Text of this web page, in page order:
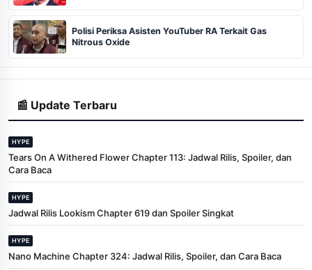
Polisi Periksa Asisten YouTuber RA Terkait Gas
Nitrous Oxide
📰 Update Terbaru
HYPE
Tears On A Withered Flower Chapter 113: Jadwal Rilis, Spoiler, dan
Cara Baca
HYPE
Jadwal Rilis Lookism Chapter 619 dan Spoiler Singkat
HYPE
Nano Machine Chapter 324: Jadwal Rilis, Spoiler, dan Cara Baca